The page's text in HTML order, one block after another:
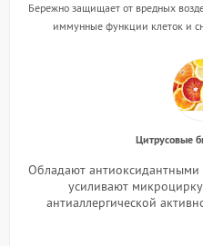
Бережно защищает от вредных
иммунные функции клеток и
Цитрусовые
Обладают антиоксидантными
усиливают
антиаллергической